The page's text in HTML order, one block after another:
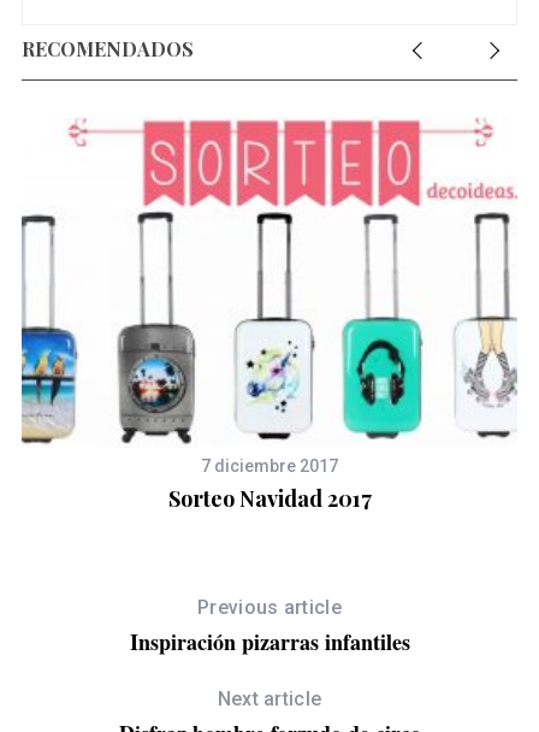
RECOMENDADOS
7 diciembre 2017
Sorteo Navidad 2017
Previous article
Inspiración pizarras infantiles
Next article